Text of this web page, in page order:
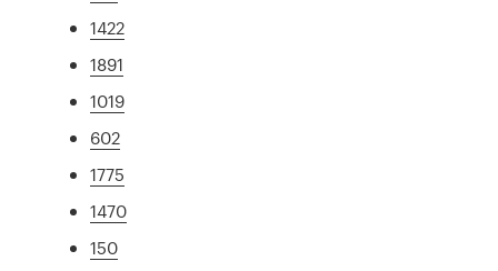
1422
1891
1019
602
1775
1470
150